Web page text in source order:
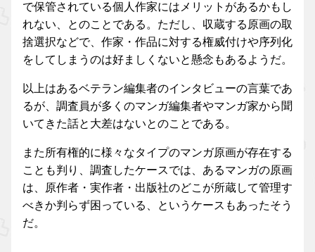
で保管されている個人作家にはメリットがあるかもし
れない、とのことである。ただし、収蔵する原画の取
捨選択などで、作家・作品に対する権威付けや序列化
をしてしまうのは好ましくないと懸念もあるようだ。
以上はあるベテラン編集者のインタビューの言葉であ
るが、調査員が多くのマンガ編集者やマンガ家から聞
いてきた話と大差はないとのことである。
また所有権的に様々なタイプのマンガ原画が存在する
ことも判り、調査したケースでは、あるマンガの原画
は、原作者・実作者・出版社のどこが所蔵して管理す
べきか判らず困っている、というケースもあったそう
だ。